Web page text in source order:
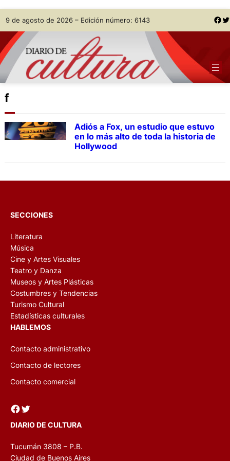
Skip
to
content
9 de agosto de 2026 – Edición número: 6143 Facebook Twitter
f
Adiós a Fox, un estudio que estuvo
en lo más alto de toda la historia de
Hollywood
SECCIONES
Literatura
Música
Cine y Artes Visuales
Teatro y Danza
Museos y Artes Plásticas
Costumbres y Tendencias
Turismo Cultural
Estadísticas culturales
HABLEMOS
Contacto administrativo
Contacto de lectores
Contacto comercial
Facebook Twitter
DIARIO DE CULTURA
Tucumán 3808 – P.B.
Ciudad de Buenos Aires